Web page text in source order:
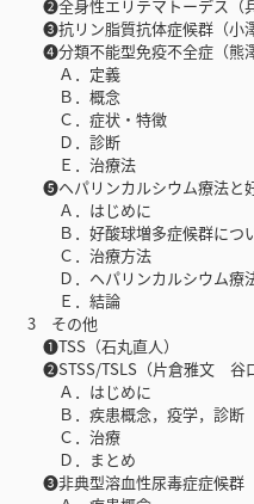
❷全身性エリテマトーデス（
❸抗リン脂質抗体症候群（小澤
❹分類不能型免疫不全症（熊
Ａ．定義
Ｂ．概念
Ｃ．症状・特徴
Ｄ．診断
Ｅ．治療法
❺ヘパリンカルシウム療法と好
Ａ．はじめに
Ｂ．好酸球増多症候群につ
Ｃ．治療方法
Ｄ．ヘパリンカルシウム療法
Ｅ．結論
3 その他
❶TSS（石丸直人）
❷STSS/TSLS（片倉雅文 谷
Ａ．はじめに
Ｂ．疾患概念，疫学，診断
Ｃ．治療
Ｄ．まとめ
❸非典型溶血性尿毒症症候群